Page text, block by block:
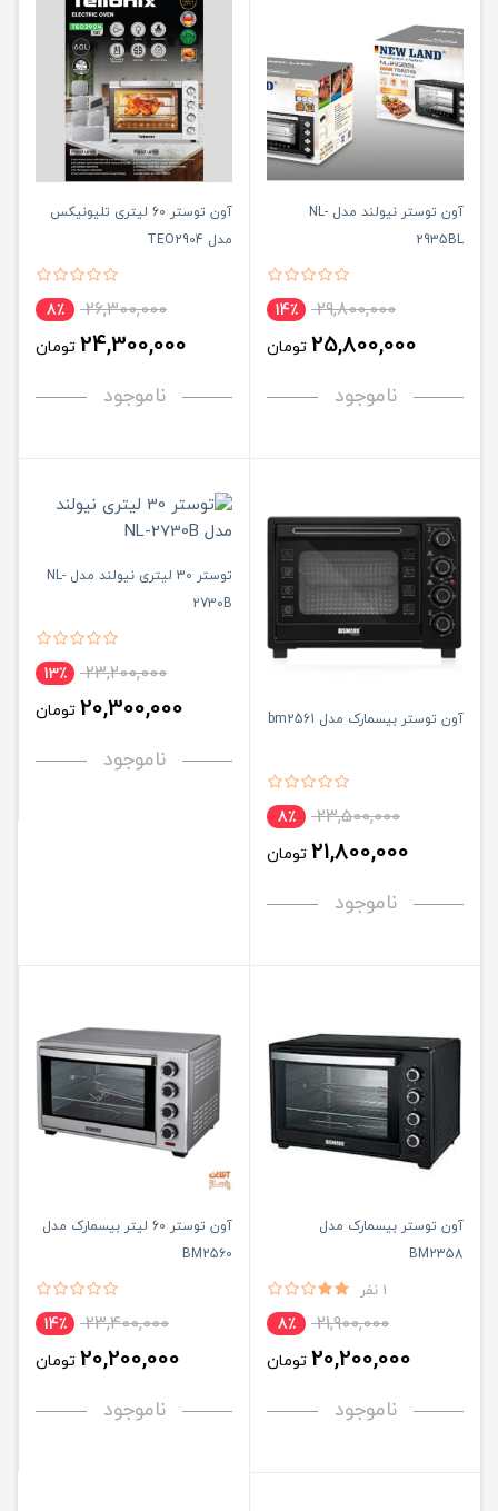
آون توستر نیولند مدل NL-
2935BL
29,800,000 14٪
25,800,000 تومان
ناموجود
آون توستر 60 لیتری تلیونیکس
مدل TEO2904
26,300,000 8٪
24,300,000 تومان
ناموجود
آون توستر بیسمارک مدل bm2561
23,500,000 8٪
21,800,000 تومان
ناموجود
توستر 30 لیتری نیولند مدل NL-
2730B
23,200,000 13٪
20,300,000 تومان
ناموجود
آون توستر بیسمارک مدل
BM2358
1 نفر
21,900,000 8٪
20,200,000 تومان
ناموجود
آون توستر 60 لیتر بیسمارک مدل
BM2560
23,400,000 14٪
20,200,000 تومان
ناموجود